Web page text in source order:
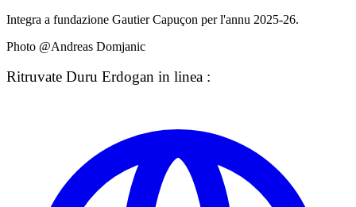
Integra a fundazione Gautier Capuçon per l'annu 2025-26.
Photo @Andreas Domjanic
Ritruvate Duru Erdogan in linea :